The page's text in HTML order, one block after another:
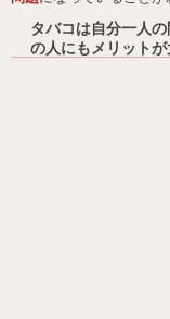
タバコは自分一人
の人にもメリットが